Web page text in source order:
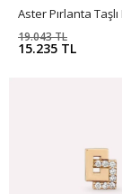
15.235 TL
19.043 TL